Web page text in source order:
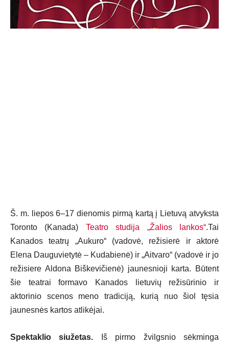
Š. m. liepos 6–17 dienomis pirmą kartą į Lietuvą atvyksta
Toronto (Kanada) Teatro studija „Žalios lankos“.Tai
Kanados teatrų „Aukuro“ (vadovė, režisierė ir aktorė
Elena Dauguvietytė – Kudabienė) ir „Aitvaro“ (vadovė ir jo
režisiere Aldona Biškevičienė) jaunesnioji karta. Būtent
šie teatrai formavo Kanados lietuvių re­žisūrinio ir
aktorinio scenos meno tradiciją, kurią nuo šiol tęsia
jaunesnės kartos atlikėjai.
Spektaklio siužetas.
Iš pirmo žvilgsnio sėkminga